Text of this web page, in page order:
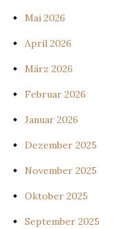
Mai 2026
April 2026
März 2026
Februar 2026
Januar 2026
Dezember 2025
November 2025
Oktober 2025
September 2025